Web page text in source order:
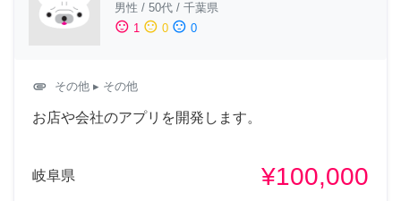
男性 / 50代 / 千葉県
sentiment_satisfied 1 sentiment_neutral 0 sentiment_dissatisfied 0
attachment その他 ▸ その他
お店や会社のアプリを開発します。
岐阜県 ¥100,000